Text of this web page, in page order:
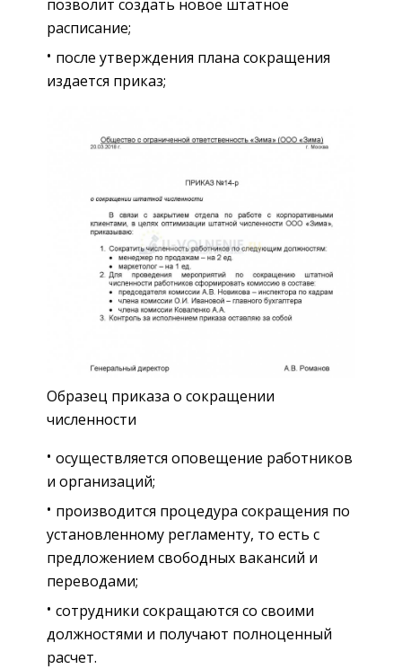
позволит создать новое штатное
расписание;
после утверждения плана сокращения
издается приказ;
Образец приказа о сокращении
численности
осуществляется оповещение работников
и организаций;
производится процедура сокращения по
установленному регламенту, то есть с
предложением свободных вакансий и
переводами;
сотрудники сокращаются со своими
должностями и получают полноценный
расчет.